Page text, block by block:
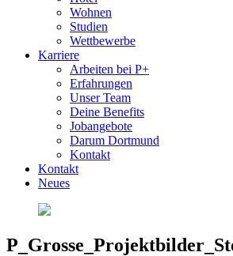
Wohnen
Studien
Wettbewerbe
Karriere
Arbeiten bei P+
Erfahrungen
Unser Team
Deine Benefits
Jobangebote
Darum Dortmund
Kontakt
Kontakt
Neues